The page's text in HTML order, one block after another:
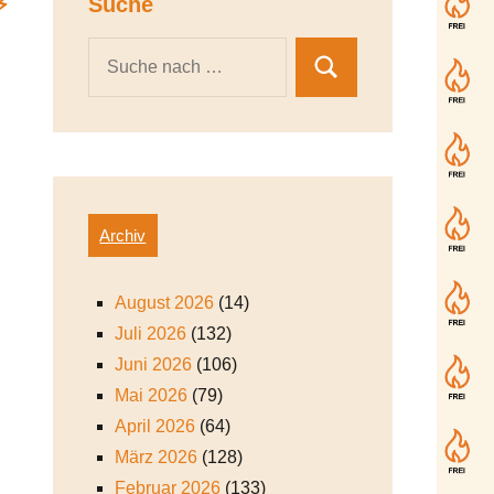
Archiv
August 2026 (14)
Juli 2026 (132)
Juni 2026 (106)
Mai 2026 (79)
April 2026 (64)
März 2026 (128)
Februar 2026 (133)